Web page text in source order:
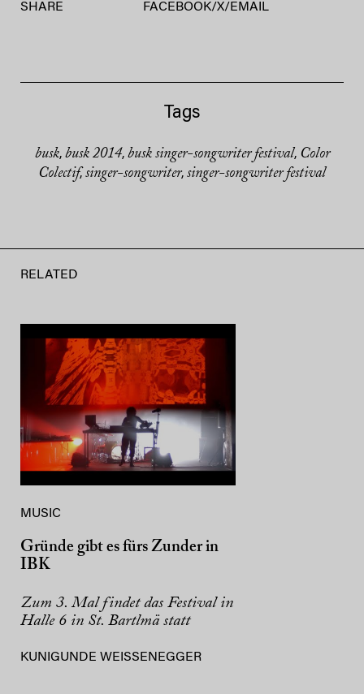
SHARE FACEBOOK/X/ EMAIL
Tags
busk, busk 2014, busk singer-songwriter festival, Color
Colectif, singer-songwriter, singer-songwriter festival
RELATED
MUSIC
Gründe gibt es fürs Zunder in
IBK
Zum 3. Mal findet das Festival in
Halle 6 in St. Bartlmä statt
KUNIGUNDE WEISSENEGGER